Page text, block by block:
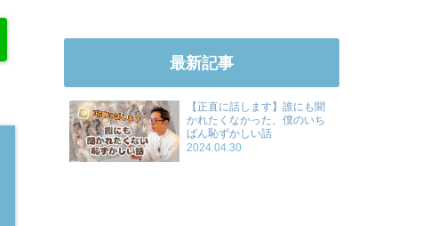
最新記事
【正直に話します】誰にも聞
かれたくなかった、僕のいち
ばん恥ずかしい話
2024.04.30